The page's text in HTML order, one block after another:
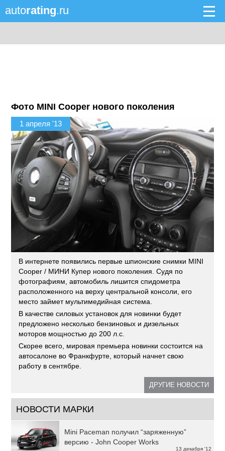
autorating.ru
Фото MINI Cooper нового поколения
1 апреля '13
В интернете появились первые шпионские снимки MINI
Cooper / МИНИ Купер нового поколения. Судя по
фотографиям, автомобиль лишится спидометра
расположенного на верху центральной консоли, его
место займет мультимедийная система.
В качестве силовых установок для новинки будет
предложено несколько бензиновых и дизельных
моторов мощностью до 200 л.с.
Скорее всего, мировая премьера новинки состоится на
автосалоне во Франкфурте, который начнет свою
работу в сентябре.
ДРУГИЕ НОВОСТИ
НОВОСТИ МАРКИ
13 декабря '12
Mini Paceman получил “заряженную”
версию - John Cooper Works